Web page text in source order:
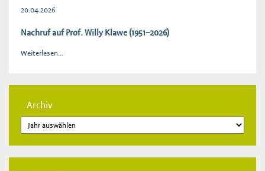
20.04.2026
Nachruf auf Prof. Willy Klawe (1951–2026)
Weiterlesen...
Archiv